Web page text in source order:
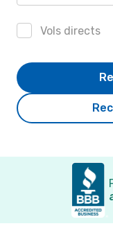
Vols directs